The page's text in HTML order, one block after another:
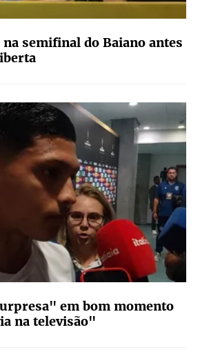
na semifinal do Baiano antes
em bom momento
na televisão"